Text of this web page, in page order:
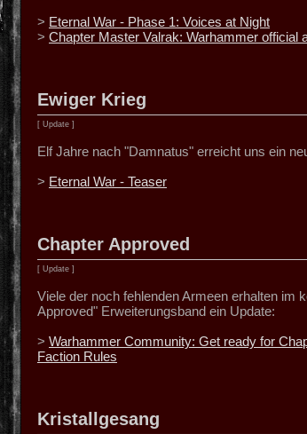
> Eternal War - Phase 1: Voices at Night
> Chapter Master Valrak: Warhammer official
Ewiger Krieg
[ Update ]
Elf Jahre nach "Damnatus" erreicht uns ein
> Eternal War - Teaser
Chapter Approved
[ Update ]
Viele der noch fehlenden Armeen erhalten im
Approved" Erweiterungsband ein Update:
> Warhammer Community: Get ready for
Faction Rules
Kristallgesang